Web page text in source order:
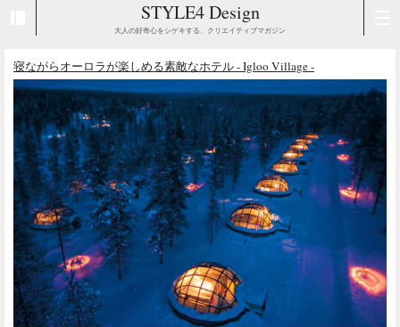
STYLE4 Design
大人の好奇心をシゲキする、クリエイティブマガジン
寝ながらオーロラが楽しめる素敵なホテル - Igloo Village -